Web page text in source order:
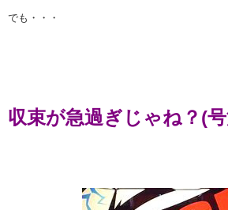
でも・・・
収束が急過ぎじゃね？(